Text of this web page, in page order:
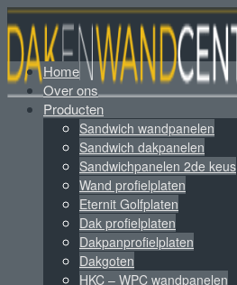
Home
Over ons
Producten
Sandwich wandpanelen
Sandwich dakpanelen
Sandwichpanelen 2de keus
Wand profielplaten
Eternit Golfplaten
Dak profielplaten
Dakpanprofielplaten
Dakgoten
HKC – WPC wandpanelen